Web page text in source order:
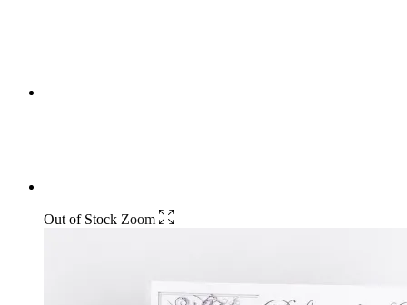
Out of Stock Zoom